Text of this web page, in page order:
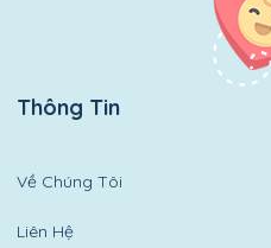
Thông Tin
Về Chúng Tôi
Liên Hệ